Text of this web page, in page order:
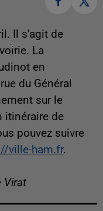
Il s'agit de
La
en
du Général
sur le
itinéraire de
pouvez suivre
ville-ham.fr.
Virat